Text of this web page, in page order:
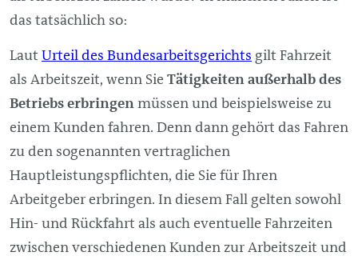
das tatsächlich so:
Laut Urteil des Bundesarbeitsgerichts gilt Fahrzeit
als Arbeitszeit, wenn Sie Tätigkeiten außerhalb des
Betriebs erbringenmüssen und beispielsweise zu
einem Kunden fahren. Denn dann gehört das Fahren
zu den sogenannten vertraglichen
Hauptleistungspflichten, die Sie für Ihren
Arbeitgeber erbringen. In diesem Fall gelten sowohl
Hin- und Rückfahrt als auch eventuelle Fahrzeiten
zwischen verschiedenen Kunden zur Arbeitszeit und